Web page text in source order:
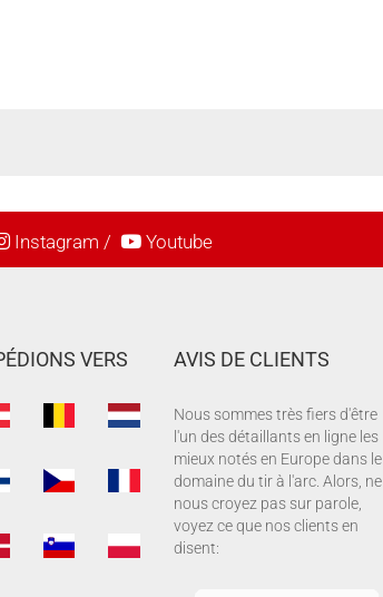
Instagram / Youtube
VERS AVIS DE CLIENTS
Nous sommes très fiers d'être
l'un des détaillants en ligne les
mieux notés en Europe dans le
domaine du tir à l'arc. Alors, ne
nous croyez pas sur parole,
voyez ce que nos clients en
disent: